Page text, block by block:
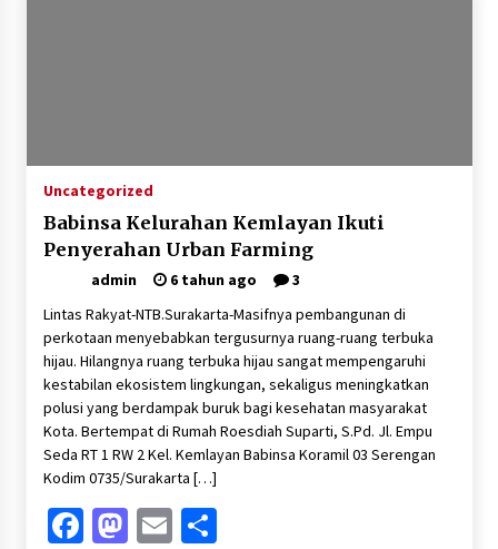
Uncategorized
Babinsa Kelurahan Kemlayan Ikuti
Penyerahan Urban Farming
admin 6 tahun ago
3
Lintas Rakyat-NTB.Surakarta-Masifnya pembangunan di
perkotaan menyebabkan tergusurnya ruang-ruang terbuka
hijau. Hilangnya ruang terbuka hijau sangat mempengaruhi
kestabilan ekosistem lingkungan, sekaligus meningkatkan
polusi yang berdampak buruk bagi kesehatan masyarakat
Kota. Bertempat di Rumah Roesdiah Suparti, S.Pd. Jl. Empu
Seda RT 1 RW 2 Kel. Kemlayan Babinsa Koramil 03 Serengan
Kodim 0735/Surakarta […]
Facebook
Mastodon
EmailShare